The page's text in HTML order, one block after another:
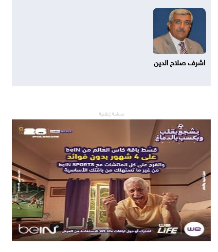
اشرف صلاح الدين
مساحة إعلانية